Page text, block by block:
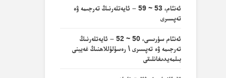
ئەنئام، 53 ~ 59 – ئايەتلەرنىڭ تەرجىمە ۋە
تەپسىرى
ئەنئام سۈرىسى، 50 ~ 52 – ئايەتلەرنىڭ
تەرجىمە ۋە تەپسىرى \ رەسۇلۇللاھنىڭ غەيبنى
بىلمەيدىغانلىقى